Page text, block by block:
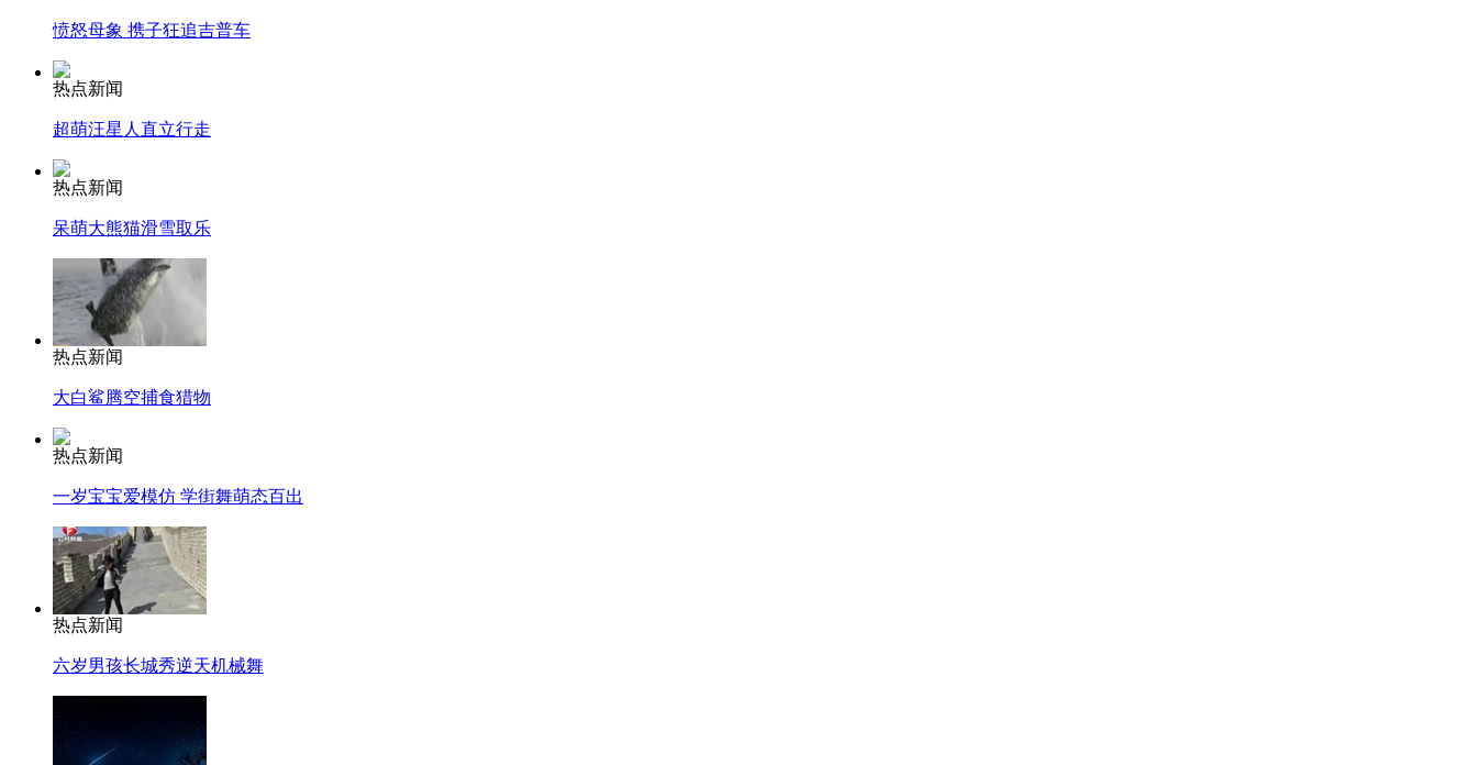
愤怒母象 携子狂追吉普车
热点新闻
超萌汪星人直立行走
热点新闻
呆萌大熊猫滑雪取乐
热点新闻
大白鲨腾空捕食猎物
热点新闻
一岁宝宝爱模仿 学街舞萌态百出
热点新闻
六岁男孩长城秀逆天机械舞